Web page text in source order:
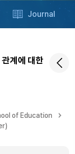
Journal
계에 대한
of Education